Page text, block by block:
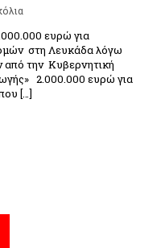
ευρώ για
στη Λευκάδα λόγω
την Κυβερνητική
2.000.000 ευρώ για
[…]